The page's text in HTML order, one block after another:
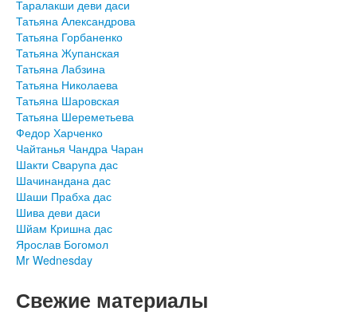
Таралакши деви даси
Татьяна Александрова
Татьяна Горбаненко
Татьяна Жупанская
Татьяна Лабзина
Татьяна Николаева
Татьяна Шаровская
Татьяна Шереметьева
Федор Харченко
Чайтанья Чандра Чаран
Шакти Сварупа дас
Шачинандана дас
Шаши Прабха дас
Шива деви даси
Шйам Кришна дас
Ярослав Богомол
Mr Wednesday
Свежие материалы